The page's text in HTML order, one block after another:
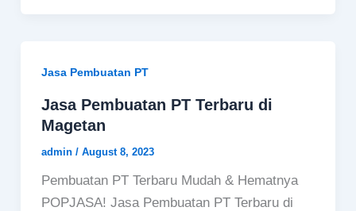
Jasa Pembuatan PT
Jasa Pembuatan PT Terbaru di
Magetan
admin / August 8, 2023
Pembuatan PT Terbaru Mudah & Hematnya
POPJASA! Jasa Pembuatan PT Terbaru di